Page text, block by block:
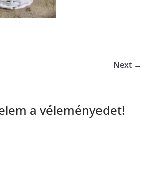
Next →
a véleményedet!